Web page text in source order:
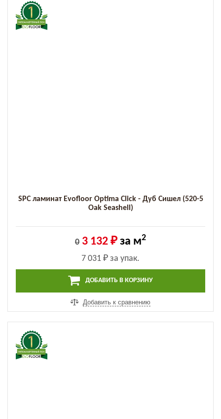
SPC ламинат Evofloor Optima Click - Дуб Сишел (520-5
Оak Seashell)
0 3 132 ₽ за м2
7 031 ₽ за упак.
ДОБАВИТЬ В КОРЗИНУ
Добавить к сравнению